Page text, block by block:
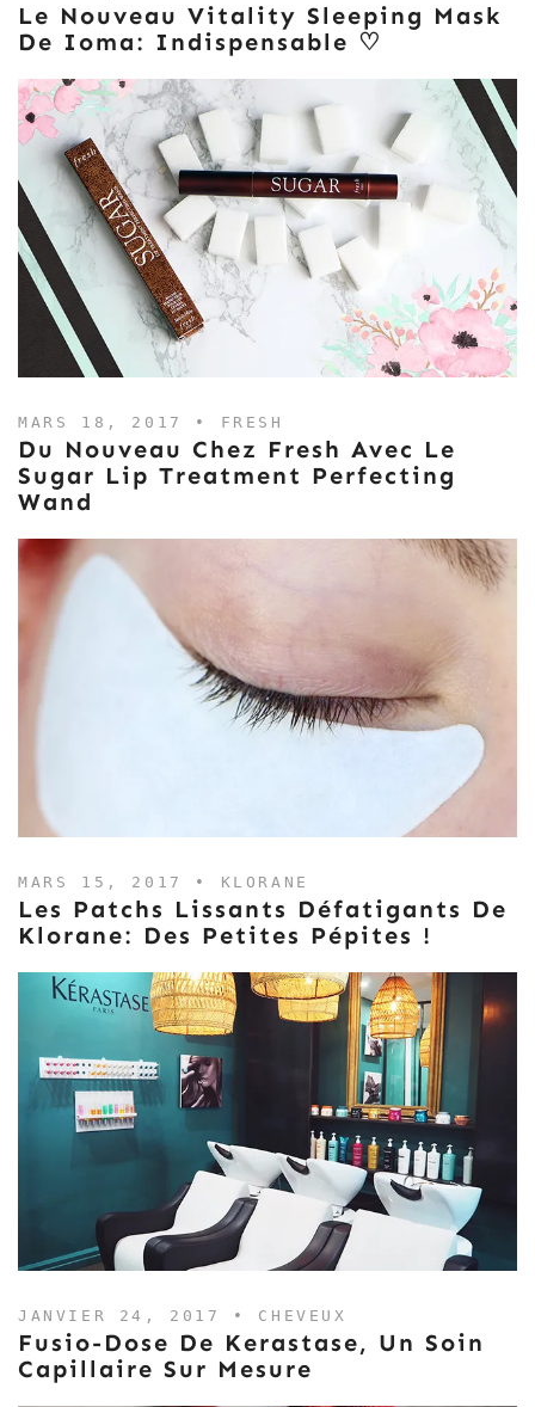
Le Nouveau Vitality Sleeping Mask
De Ioma: Indispensable ♡
MARS 18, 2017 • FRESH
Du Nouveau Chez Fresh Avec Le
Sugar Lip Treatment Perfecting
Wand
MARS 15, 2017 • KLORANE
Les Patchs Lissants Défatigants De
Klorane: Des Petites Pépites !
JANVIER 24, 2017 • CHEVEUX
Fusio-Dose De Kerastase, Un Soin
Capillaire Sur Mesure